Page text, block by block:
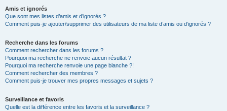
Amis et ignorés
Que sont mes listes d’amis et d’ignorés ?
Comment puis-je ajouter/supprimer des utilisateurs de ma liste d’amis ou d’ignorés ?
Recherche dans les forums
Comment rechercher dans les forums ?
Pourquoi ma recherche ne renvoie aucun résultat ?
Pourquoi ma recherche renvoie une page blanche ?!
Comment rechercher des membres ?
Comment puis-je trouver mes propres messages et sujets ?
Surveillance et favoris
Quelle est la différence entre les favoris et la surveillance ?